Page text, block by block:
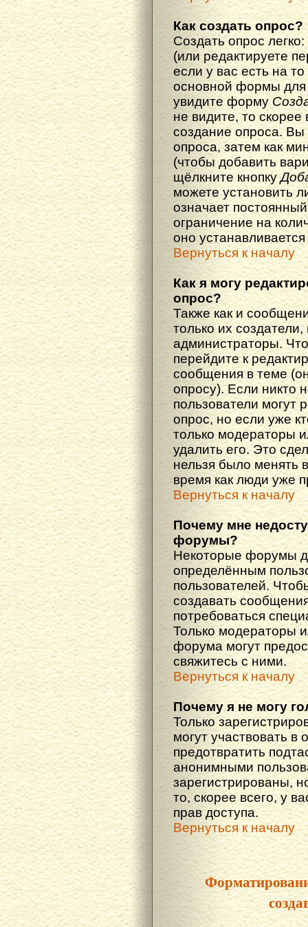
Как создать опрос?
Создать опрос
(или редактируете
если у вас есть на
основной формы
увидите форму
не видите, то скорее
создание опроса.
опроса, затем как
(чтобы добавить
щёлкните кнопку
можете установить
означает
ограничение на
оно
Вернуться к началу
Как я могу
опрос?
Также как и
только их
администраторы.
перейдите к
сообщения в теме
опросу). Если никто
пользователи могут
опрос, но если уже
только модераторы
удалить его. Это
нельзя было менять
время как люди уже
Вернуться к началу
Почему мне
форумы?
Некоторые форумы
определённым
пользователей.
создавать
потребоваться
Только модераторы
форума могут
свяжитесь с ними.
Вернуться к началу
Почему я не могу
Только
могут участвовать в
предотвратить
анонимными
зарегистрированы,
то, скорее всего, у
прав доступа.
Вернуться к началу